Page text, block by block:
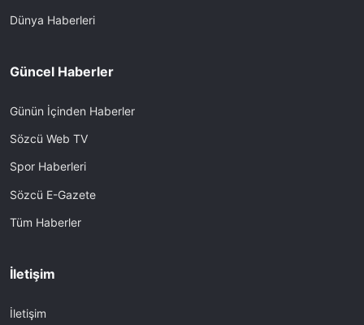
Dünya Haberleri
Güncel Haberler
Günün İçinden Haberler
Sözcü Web TV
Spor Haberleri
Sözcü E-Gazete
Tüm Haberler
İletişim
İletişim